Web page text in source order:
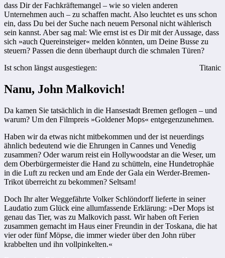
dass Dir der Fachkräftemangel – wie so vielen anderen
Unternehmen auch – zu schaffen macht. Also leuchtet es uns schon
ein, dass Du bei der Suche nach neuem Personal nicht wählerisch
sein kannst. Aber sag mal: Wie ernst ist es Dir mit der Aussage, dass
sich »auch Quereinsteiger« melden könnten, um Deine Busse zu
steuern? Passen die denn überhaupt durch die schmalen Türen?
Ist schon längst ausgestiegen:
Titanic
Nanu, John Malkovich!
Da kamen Sie tatsächlich in die Hansestadt Bremen geflogen – und
warum? Um den Filmpreis »Goldener Mops« entgegenzunehmen.
Haben wir da etwas nicht mitbekommen und der ist neuerdings
ähnlich bedeutend wie die Ehrungen in Cannes und Venedig
zusammen? Oder warum reist ein Hollywoodstar an die Weser, um
dem Oberbürgermeister die Hand zu schütteln, eine Hundetrophäe
in die Luft zu recken und am Ende der Gala ein Werder-Bremen-
Trikot überreicht zu bekommen? Seltsam!
Doch Ihr alter Weggefährte Volker Schlöndorff lieferte in seiner
Laudatio zum Glück eine allumfassende Erklärung: »Der Mops ist
genau das Tier, was zu Malkovich passt. Wir haben oft Ferien
zusammen gemacht im Haus einer Freundin in der Toskana, die hat
vier oder fünf Möpse, die immer wieder über den John rüber
krabbelten und ihn vollpinkelten.«